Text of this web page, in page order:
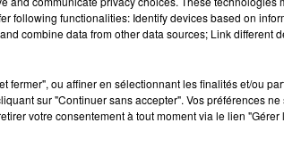
de temps au DJ Belge Basto, ave une
following functionalities: Identify devices based on
combine data from other data sources; Link different
fermer", ou affiner en sélectionnant les finalités et/ou
sur "Continuer sans accepter". Vos préférences
votre consentement à tout moment via le lien